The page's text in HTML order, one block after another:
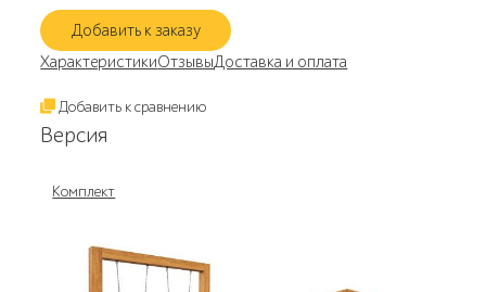
Добавить к заказу
ХарактеристикиОтзывыДоставка и оплата
Добавить к сравнению
Версия
Комплект